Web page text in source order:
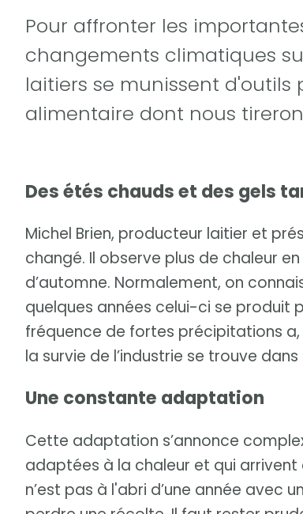
Pour affronter les
changements climatiques
laitiers se munissent
alimentaire dont nous
Des étés chauds et des gels
Michel Brien, producteur laitier et
changé. Il observe plus de chaleur
d’automne. Normalement, on
quelques années celui-ci se produit
fréquence de fortes précipitations a,
la survie de l’industrie se trouve
Une constante adaptation
Cette adaptation s’annonce
adaptées à la chaleur et qui arrivent
n’est pas à l'abri d’une année avec